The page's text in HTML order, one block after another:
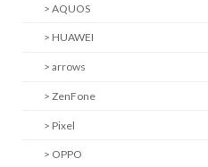
> AQUOS
> HUAWEI
> arrows
> ZenFone
> Pixel
> OPPO